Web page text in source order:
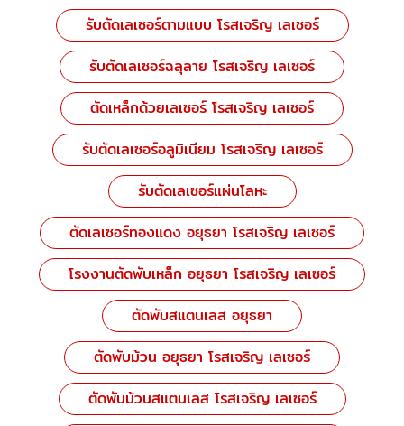
รับตัดเลเซอร์ตามแบบ โรสเจริญ เลเซอร์
รับตัดเลเซอร์ฉลุลาย โรสเจริญ เลเซอร์
ตัดเหล็กด้วยเลเซอร์ โรสเจริญ เลเซอร์
รับตัดเลเซอร์อลูมิเนียม โรสเจริญ เลเซอร์
รับตัดเลเซอร์แผ่นโลหะ
ตัดเลเซอร์ทองแดง อยุธยา โรสเจริญ เลเซอร์
โรงงานตัดพับเหล็ก อยุธยา โรสเจริญ เลเซอร์
ตัดพับสแตนเลส อยุธยา
ตัดพับม้วน อยุธยา โรสเจริญ เลเซอร์
ตัดพับม้วนสแตนเลส โรสเจริญ เลเซอร์